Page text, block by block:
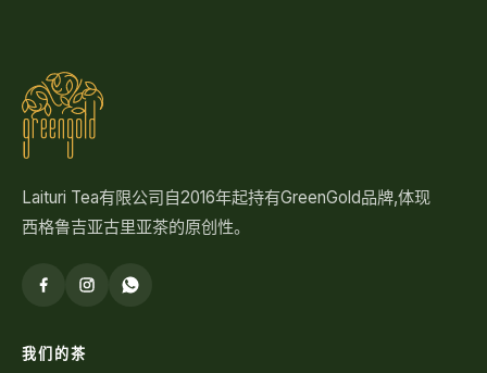
Laituri Tea有限公司自2016年起持有GreenGold品牌,体现
西格鲁吉亚古里亚茶的原创性。
我们的茶